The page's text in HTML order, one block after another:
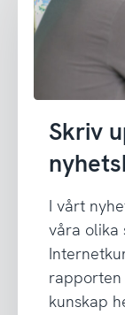
Skriv
I vårt
våra olika
rapporten
kunskap